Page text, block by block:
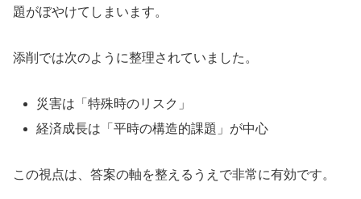
題がぼやけてしまいます。
添削では次のように整理されていました。
災害は「特殊時のリスク」
経済成長は「平時の構造的課題」が中心
この視点は、答案の軸を整えるうえで非常に有効です。